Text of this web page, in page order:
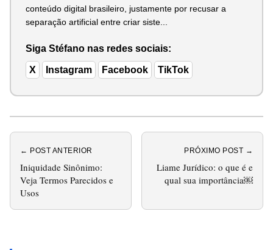
conteúdo digital brasileiro, justamente por recusar a
separação artificial entre criar siste...
Siga Stéfano nas redes sociais:
X Instagram Facebook TikTok
← POST ANTERIOR
Iniquidade Sinônimo:
Veja Termos Parecidos e
Usos
PRÓXIMO POST →
Liame Jurídico: o que é e
qual sua importância￼